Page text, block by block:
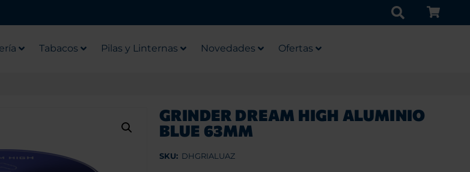
Tabacos Pilas y Linternas Novedades Ofertas
GRINDER DREAM HIGH ALUMINIO
BLUE 63MM
SKU: DHGRIALUAZ